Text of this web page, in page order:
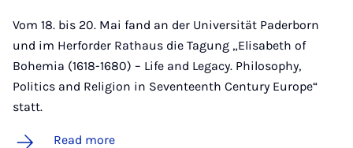
Vom 18. bis 20. Mai fand an der Universität Paderborn
und im Herforder Rathaus die Tagung „Elisabeth of
Bohemia (1618-1680) – Life and Legacy. Philosophy,
Politics and Religion in Seventeenth Century Europe“
statt.
Read more